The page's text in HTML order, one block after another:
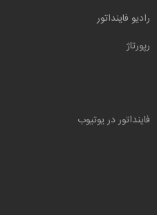
رادیو فاینداتور
رپورتاژ
فاینداتور در یوتیوب